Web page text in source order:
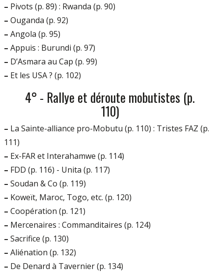
– Pivots (p. 89) : Rwanda (p. 90)
– Ouganda (p. 92)
– Angola (p. 95)
– Appuis : Burundi (p. 97)
– D’Asmara au Cap (p. 99)
– Et les USA ? (p. 102)
4° - Rallye et déroute mobutistes (p.
110)
– La Sainte-alliance pro-Mobutu (p. 110) : Tristes FAZ (p.
111)
– Ex-FAR et Interahamwe (p. 114)
– FDD (p. 116) - Unita (p. 117)
– Soudan & Co (p. 119)
– Koweït, Maroc, Togo, etc. (p. 120)
– Coopération (p. 121)
– Mercenaires : Commanditaires (p. 124)
– Sacrifice (p. 130)
– Aliénation (p. 132)
– De Denard à Tavernier (p. 134)